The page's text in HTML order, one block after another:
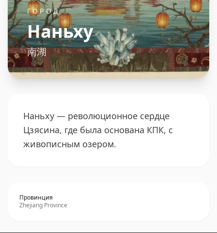
ГОРОД
Наньху
南湖
Наньху — революционное сердце
Цзясина, где была основана КПК, с
живописным озером.
Провинция
Zhejiang Province